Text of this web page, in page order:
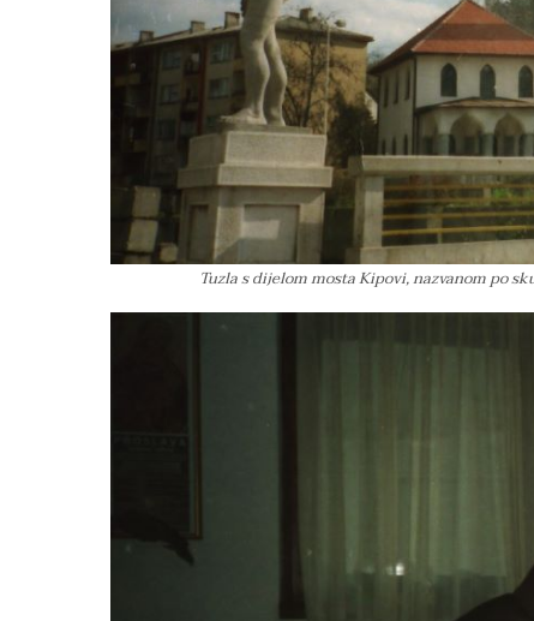
Tuzla s dijelom mosta Kipovi, nazvanom po